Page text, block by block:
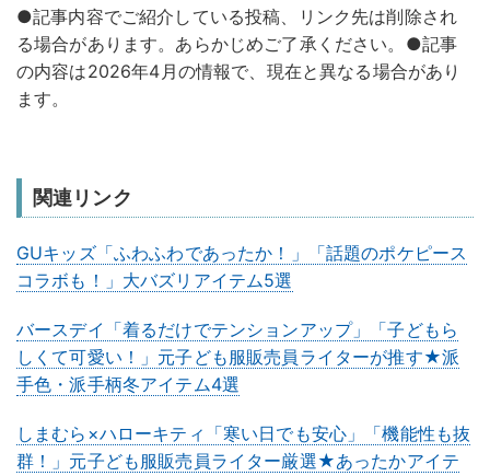
●記事内容でご紹介している投稿、リンク先は削除され
る場合があります。あらかじめご了承ください。●記事
の内容は2026年4月の情報で、現在と異なる場合があり
ます。
関連リンク
GUキッズ「ふわふわであったか！」「話題のポケピース
コラボも！」大バズリアイテム5選
バースデイ「着るだけでテンションアップ」「子どもら
しくて可愛い！」元子ども服販売員ライターが推す★派
手色・派手柄冬アイテム4選
しまむら×ハローキティ「寒い日でも安心」「機能性も抜
群！」元子ども服販売員ライター厳選★あったかアイテ